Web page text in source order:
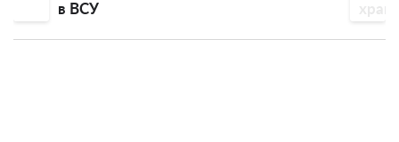
в ВСУ